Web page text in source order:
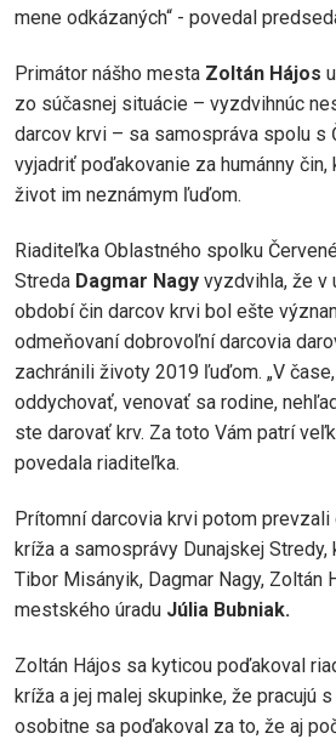
mene odkázaných“ - povedal
Primátor nášho mesta Zoltán Hájos
zo súčasnej situácie – vyzdvihnúc
darcov krvi – sa samospráva spolu s
vyjadriť poďakovanie za humánny
život im neznámym ľuďom.
Riaditeľka Oblastného spolku
Streda Dagmar Nagy vyzdvihla, že v
období čin darcov krvi bol ešte
odmeňovaní dobrovoľní darcovia
zachránili životy 2019 ľuďom. „V
oddychovať, venovať sa rodine,
ste darovať krv. Za toto Vám patrí
povedala riaditeľka.
Prítomní darcovia krvi potom prevzali
kríža a samosprávy Dunajskej
Tibor Misányik, Dagmar Nagy, Zoltán
mestského úradu Júlia Bubniak.
Zoltán Hájos sa kyticou poďakoval
kríža a jej malej skupinke, že pracujú
osobitne sa poďakoval za to, že aj